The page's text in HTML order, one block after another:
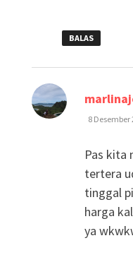
BALAS
8 Desember
Pas kita
tertera
tinggal
harga
ya